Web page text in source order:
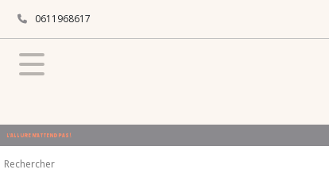
0611968617
L'ALLURE N'ATTEND PAS !